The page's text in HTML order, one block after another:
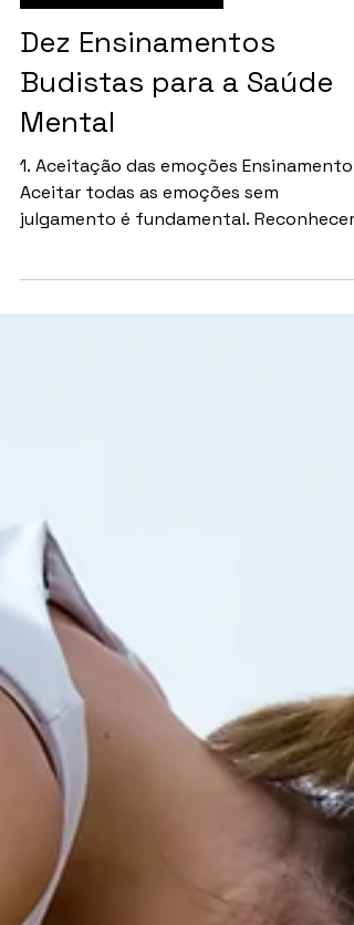
BUDISMO NA VIDA REAL
Dez Ensinamentos
Budistas para a Saúde
Mental
1. Aceitação das emoções Ensinamento:
pode aliviar a ansiedade e o sofrimento.
Citaç